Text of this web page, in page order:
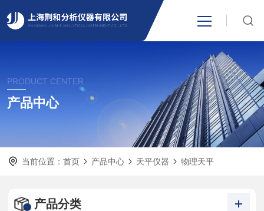
关于我们
新闻资讯
PRODUCT CENTER
产品中心
当前位置：首页 产品中心 天平仪器 物理天平
产品分类